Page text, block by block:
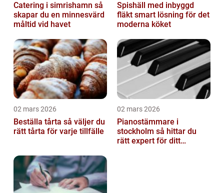
Catering i simrishamn så
skapar du en minnesvärd
måltid vid havet
Spishäll med inbyggd
fläkt smart lösning för det
moderna köket
02 mars 2026
Beställa tårta så väljer du
rätt tårta för varje tillfälle
02 mars 2026
Pianostämmare i
stockholm så hittar du
rätt expert för ditt